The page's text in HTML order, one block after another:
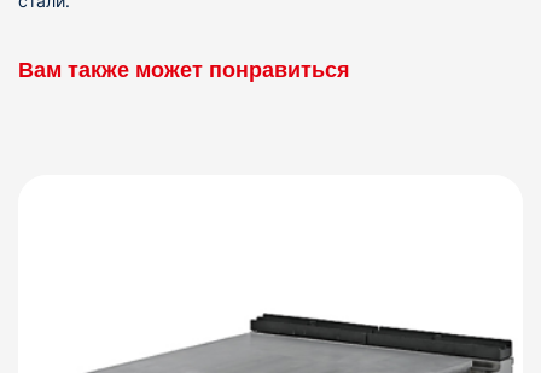
Вам также может понравиться